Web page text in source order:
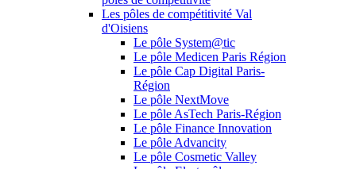
Les pôles de compétitivité Val
d'Oisiens
Le pôle System@tic
Le pôle Medicen Paris Région
Le pôle Cap Digital Paris-
Région
Le pôle NextMove
Le pôle AsTech Paris-Région
Le pôle Finance Innovation
Le pôle Advancity
Le pôle Cosmetic Valley